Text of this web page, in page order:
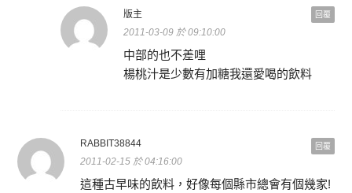
回覆
版主
2011-03-09 於 09:10:00
中部的也不差哩
楊桃汁是少數有加糖我還愛喝的飲料
回覆
RABBIT38844
2011-02-15 於 04:16:00
這種古早味的飲料，好像每個縣市總會有個幾家!